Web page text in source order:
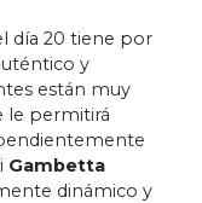
día 20 tiene por
y
están muy
le permitirá
Gambetta
dinámico y